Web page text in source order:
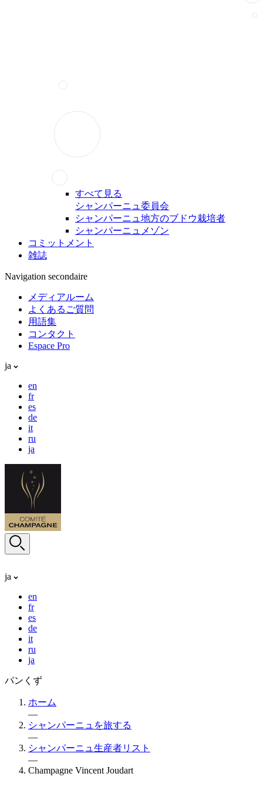
すべて見る
シャンパーニュ委員会
シャンパーニュ地方のブドウ栽培者
シャンパーニュメゾン
コミットメント
雑誌
Navigation secondaire
メディアルーム
よくあるご質問
用語集
コンタクト
Espace Pro
ja
en
fr
es
de
it
ru
ja
ja
en
fr
es
de
it
ru
ja
パンくず
ホーム
—
シャンパーニュを旅する
—
シャンパーニュ生産者リスト
—
Champagne Vincent Joudart